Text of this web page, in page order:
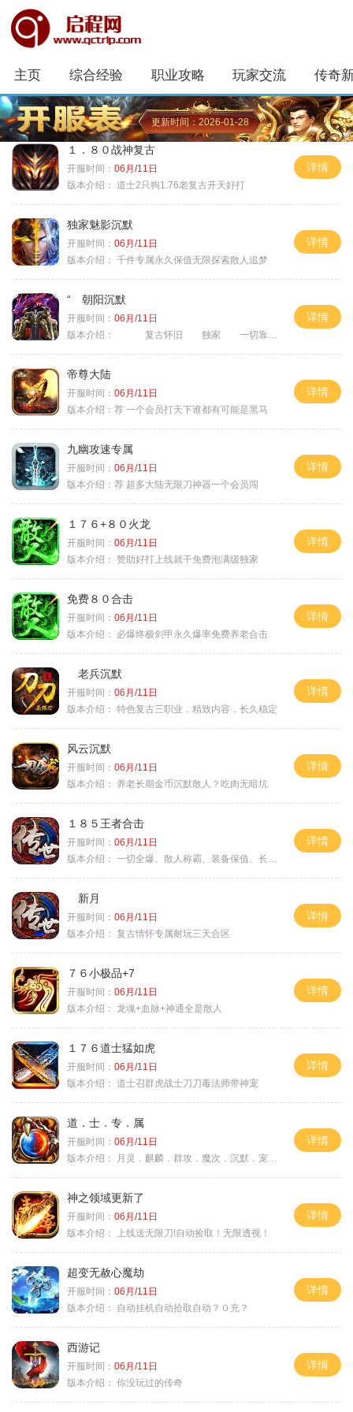
主页 综合经验 职业攻略 玩家交流 传奇
更新时间：2026-01-28
１．８０战神复古
开服时间： 06月/11日
版本介绍： 道士2只狗1.76老复古开天好打
详情
独家魅影沉默
开服时间： 06月/11日
版本介绍： 千件专属永久保值无限探索散人追梦
详情
“ 朝阳沉默
开服时间： 06月/11日
版本介绍：
复古怀旧 独家 一切靠打
详情
帝尊大陆
开服时间： 06月/11日
版本介绍： 荐 一个会员打天下谁都有可能是黑马
详情
九幽攻速专属
开服时间： 06月/11日
版本介绍： 荐 超多大陆无限刀神器一个会员闯
详情
１７６+８０火龙
开服时间： 06月/11日
版本介绍： 赞助好打上线就干免费泡满级独家
详情
免费８０合击
开服时间： 06月/11日
版本介绍：
必爆终极剑甲永久爆率免费养老合击
详情
老兵沉默
开服时间： 06月/11日
版本介绍： 特色复古三职业，精致内容，长久稳定
详情
风云沉默
开服时间： 06月/11日
版本介绍：
养老长期金币沉默散人？吃肉无暗坑
详情
１８５王者合击
开服时间： 06月/11日
版本介绍： 一切全爆、散人称霸、装备保值、长期耐玩
详情
新月
开服时间： 06月/11日
版本介绍： 复古情怀专属耐玩三天合区
详情
７６小极品+7
开服时间： 06月/11日
版本介绍： 龙魂+血脉+神通全是散人
详情
１７６道士猛如虎
开服时间： 06月/11日
版本介绍： 道士召群虎战士刀刀毒法师带神宠
详情
道．士．专．属
开服时间： 06月/11日
版本介绍：
月灵．麒麟．群攻．魔次．沉默．宠物．暗黑
详情
神之领域更新了
开服时间： 06月/11日
版本介绍：
上线送无限刀!自动捡取！无限透视！
详情
超变无赦心魔劫
开服时间： 06月/11日
版本介绍：
自动挂机自动拾取自动？０充？
详情
西游记
开服时间： 06月/11日
版本介绍： 你没玩过的传奇
详情